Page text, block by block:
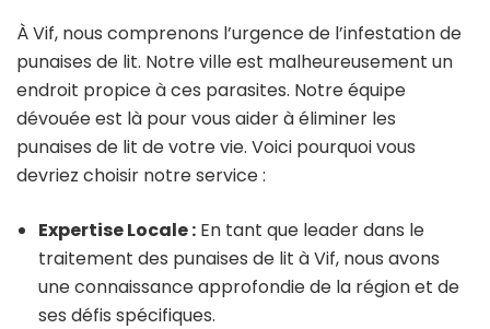
À Vif, nous comprenons l’urgence de l’infestation de
punaises de lit. Notre ville est malheureusement un
endroit propice à ces parasites. Notre équipe
dévouée est là pour vous aider à éliminer les
punaises de lit de votre vie. Voici pourquoi vous
devriez choisir notre service :
Expertise Locale : En tant que leader dans le
traitement des punaises de lit à Vif, nous avons
une connaissance approfondie de la région et de
ses défis spécifiques.